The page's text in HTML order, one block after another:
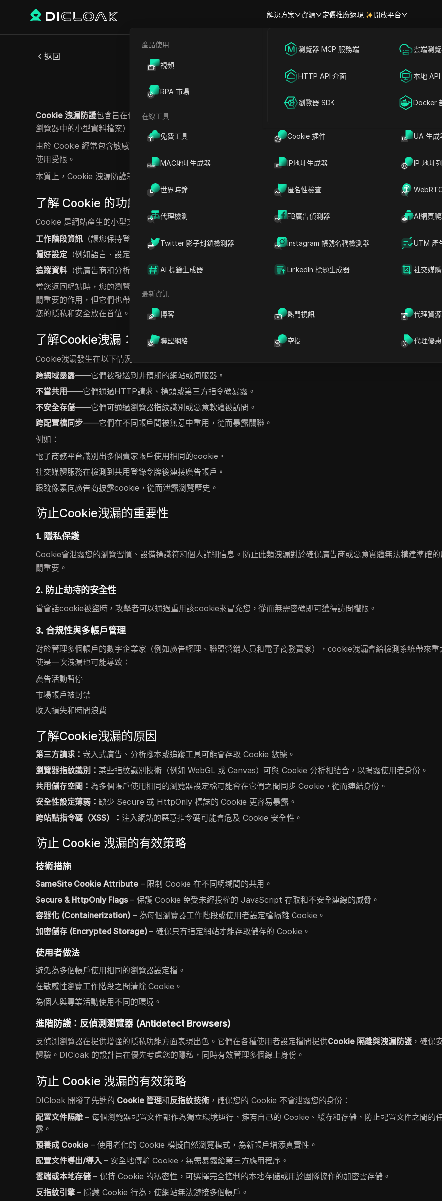
解決方案
海外社媒營銷
廣告投放
帳號共享
資源
產品使用
視頻
RPA 市場
在線工具
免費工具 Cookie 插件 UA 生成
MAC地址生成器 IP地址生成器 IP 地址
世界時鐘 匿名性檢查
代理檢測 FB廣告偵測器 AI網頁
Twitter 影子封鎖檢測器 Instagram 帳號名稱檢測器 UTM 產
AI 標籤生成器 LinkedIn 標題生成器 社交媒
最新資訊
博客 熱門視訊 代理資源
聯盟網絡 空投 代理優
定價推廣返現 開放平台
瀏覽器 MCP 服務端 雲端瀏
HTTP API 介面 本地 API
瀏覽器 SDK Docker
返回
Cookie 漏洩防護
Cookie 洩漏防護包含旨在保護網路 Cookie 免於被未經授權者公開、分享或存取的策略與技術。當 Cookie（網站儲
瀏覽器中的小型資料檔案）不慎洩露給第三方時，即發生
。
由於 Cookie 經常包含敏感識別資訊，例如登入令牌、工作階段 ID 和追蹤資訊，洩漏可能導致使用者側寫、帳戶遭入
使用受限。
本質上，Cookie 洩漏防護就是
了解 Cookie 的功能
Cookie 是網站產生的小型文字檔案，用於儲存：
工作階段資訊 （讓您保持登入狀態）
偏好設定 （例如語言、設定和佈景主題）
追蹤資料 （供廣告商和分析工具使用）
當您返回網站時，您的瀏覽器會將這些Cookie傳回伺服器，使網站能夠識別您。雖然Cookie在確保無縫瀏覽體驗方面
關重要的作用，但它們也帶來了隱私風險
您的隱私和安全放在首位。
了解Cookie洩漏：您需要知道的事
Cookie洩漏發生在以下情況：
跨網域暴露——它們被發送到非預期的網站或伺服器。
不當共用——它們通過HTTP請求、標頭或第三方指令碼暴露。
不安全存儲——它們可通過瀏覽器指紋識別或惡意軟體被訪問。
跨配置檔同步——它們在不同帳戶間被無意中重用，從而暴露關聯。
例如：
電子商務平台識別出多個賣家帳戶使用相同的cookie。
社交媒體服務在檢測到共用登錄令牌後連接廣告帳戶。
跟蹤像素向廣告商披露cookie，從而泄露瀏覽歷史。
防止Cookie洩漏的重要性
1. 隱私保護
Cookie會泄露您的瀏覽習慣、設備標識符和個人詳細信息。防止此類洩漏對於確保廣告商或惡意實體無法構建準確的
關重要。
2. 防止劫持的安全性
當會話cookie被盜時，攻擊者可以通過重用該cookie來冒充您，從而無需密碼即可獲得訪問權限。
3. 合規性與多帳戶管理
對於管理多個帳戶的數字企業家（例如廣告經理、聯盟營銷人員和電子商務賣家），cookie洩漏會給檢測系統帶來重
使是一次洩漏也可能導致：
廣告活動暫停
市場帳戶被封禁
收入損失和時間浪費
了解Cookie洩漏的原因
第三方請求： 嵌入式廣告、分析腳本或追蹤工具可能會存取 Cookie 數據。
瀏覽器指紋識別： 某些指紋識別技術（例如 WebGL 或 Canvas）可與 Cookie 分析相結合，以揭露使用者身份。
共用儲存空間： 為多個帳戶使用相同的瀏覽器設定檔可能會在它們之間同步 Cookie，從而連結身份。
安全性設定薄弱： 缺少 Secure 或 HttpOnly 標誌的 Cookie 更容易暴露。
跨站點指令碼（XSS）： 注入網站的惡意指令碼可能會危及 Cookie 安全性。
防止 Cookie 洩漏的有效策略
技術措施
SameSite Cookie Attribute – 限制 Cookie 在不同網域間的共用。
Secure & HttpOnly Flags– 保護 Cookie 免受未經授權的 JavaScript 存取和不安全連線的威脅。
容器化 (Containerization) – 為每個瀏覽器工作階段或使用者設定檔隔離 Cookie。
加密儲存 (Encrypted Storage) – 確保只有指定網站才能存取儲存的 Cookie。
使用者做法
避免為多個帳戶使用相同的瀏覽器設定檔。
在敏感性瀏覽工作階段之間清除 Cookie。
為個人與專業活動使用不同的環境。
進階防護：反偵測瀏覽器 (Antidetect Browsers)
反偵測瀏覽器在提供增強的隱私功能方面表現出色。它們在各種使用者設定檔間提供Cookie 隔離與洩漏防護 ，確保
體驗。DICloak 的設計旨在優先考慮您的隱私，同時有效管理多個線上身份。
防止 Cookie 洩漏的有效策略
DICloak 開發了先進的 Cookie 管理和反指紋技術 ，確保您的 Cookie 不會泄露您的身份：
配置文件隔離 – 每個瀏覽器配置文件都作為獨立環境運行，擁有自己的 Cookie、緩存和存儲，防止配置文件之間的
露。
預養成 Cookie – 使用老化的 Cookie 模擬自然瀏覽模式，為新帳戶增添真實性。
配置文件導出/導入 – 安全地傳輸 Cookie，無需暴露給第三方應用程序。
雲端或本地存儲 – 保持 Cookie 的私密性，可選擇完全控制的本地存儲或用於團隊協作的加密雲存儲。
反指紋引擎 – 隱藏 Cookie 行為，使網站無法鏈接多個帳戶。